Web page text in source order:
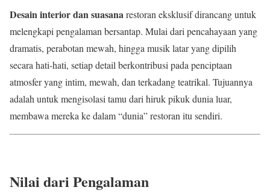
Desain interior dan suasanarestoran eksklusif dirancang untuk
melengkapi pengalaman bersantap. Mulai dari pencahayaan yang
dramatis, perabotan mewah, hingga musik latar yang dipilih
secara hati-hati, setiap detail berkontribusi pada penciptaan
atmosfer yang intim, mewah, dan terkadang teatrikal. Tujuannya
adalah untuk mengisolasi tamu dari hiruk pikuk dunia luar,
membawa mereka ke dalam “dunia” restoran itu sendiri.
Nilai dari Pengalaman